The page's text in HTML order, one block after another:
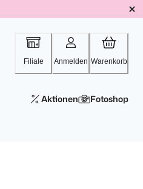
Filiale Anmelden Warenkorb
Aktionen Fotoshop